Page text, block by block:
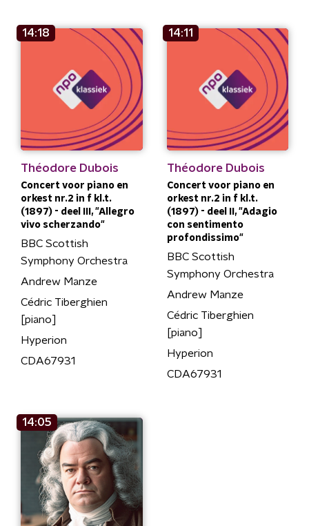
14:18
Théodore Dubois
Concert voor piano en
orkest nr.2 in f kl.t.
(1897) - deel III, "Allegro
vivo scherzando"
BBC Scottish
Symphony Orchestra
Andrew Manze
Cédric Tiberghien
[piano]
Hyperion
CDA67931
14:11
Théodore Dubois
Concert voor piano en
orkest nr.2 in f kl.t.
(1897) - deel II, "Adagio
con sentimento
profondissimo"
BBC Scottish
Symphony Orchestra
Andrew Manze
Cédric Tiberghien
[piano]
Hyperion
CDA67931
14:05